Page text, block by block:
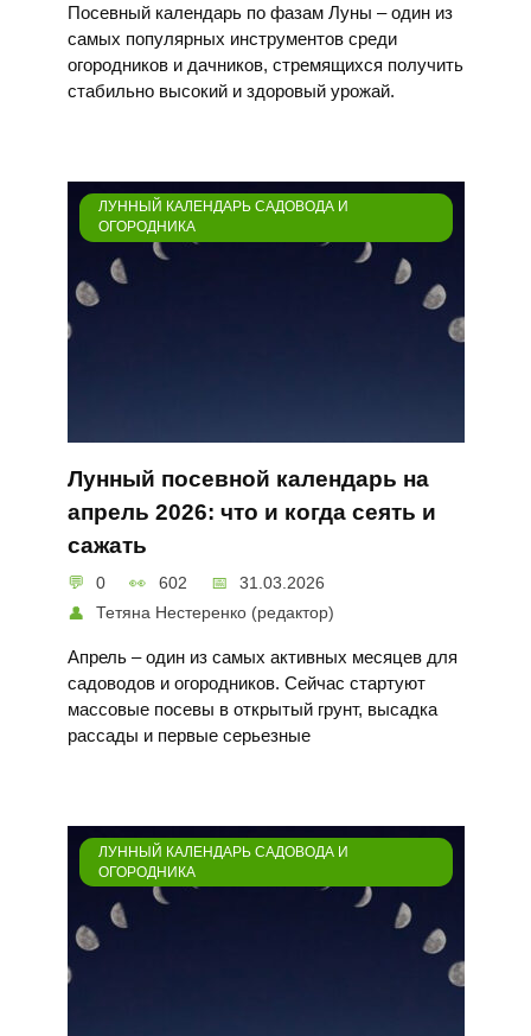
Посевный календарь по фазам Луны – один из
самых популярных инструментов среди
огородников и дачников, стремящихся получить
стабильно высокий и здоровый урожай.
ЛУННЫЙ КАЛЕНДАРЬ САДОВОДА И
ОГОРОДНИКА
Лунный посевной календарь на
апрель 2026: что и когда сеять и
сажать
0 602
31.03.2026
Тетяна Нестеренко (редактор)
Апрель – один из самых активных месяцев для
садоводов и огородников. Сейчас стартуют
массовые посевы в открытый грунт, высадка
рассады и первые серьезные
ЛУННЫЙ КАЛЕНДАРЬ САДОВОДА И
ОГОРОДНИКА